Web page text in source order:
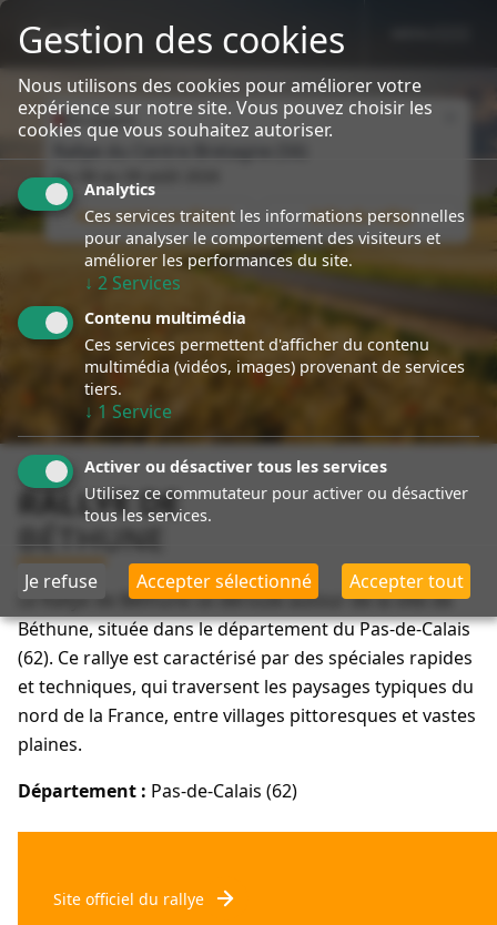
sport event
Specialiste Porsche Rallye
En cours
Du
Nous suivre en direct Infos du rallye
RALLYE DE
BÉTHUNE
Le Rallye de Béthune se déroule autour de la ville de
Béthune, située dans le département du Pas-de-Calais
(62). Ce rallye est caractérisé par des spéciales rapides
et techniques, qui traversent les paysages typiques du
nord de la France, entre villages pittoresques et vastes
plaines.
Département : Pas-de-Calais (62)
Site officiel du rallye
Gestion des cookies
Nous utilisons des cookies pour améliorer votre
expérience sur notre site. Vous pouvez choisir les
cookies que vous souhaitez autoriser.
Analytics
Ces services traitent les informations personnelles
pour analyser le comportement des visiteurs et
améliorer les performances du site.
↓ 2 Services
Contenu multimédia
Ces services permettent d'afficher du contenu
multimédia (vidéos, images) provenant de services
tiers.
↓ 1 Service
Activer ou désactiver tous les services
Utilisez ce commutateur pour activer ou désactiver
tous les services.
Je refuse Accepter sélectionné Accepter tout